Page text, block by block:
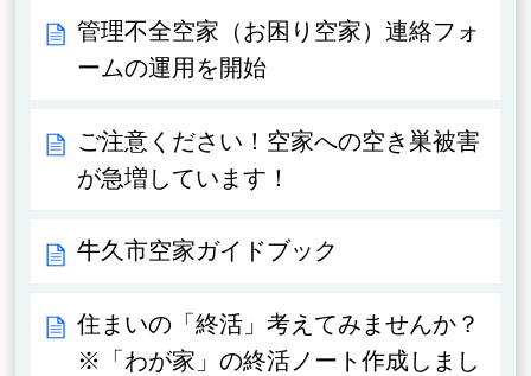
管理不全空家（お困り空家）連絡フォ
ームの運用を開始
ご注意ください！空家への空き巣被害
が急増しています！
牛久市空家ガイドブック
住まいの「終活」考えてみませんか？
※「わが家」の終活ノート作成しまし